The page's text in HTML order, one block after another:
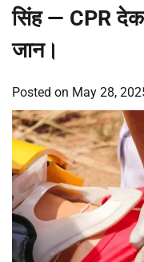
सिंह — CPR
जान।
Posted on May 28,